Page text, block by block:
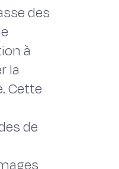
des
à
la
Cette
de